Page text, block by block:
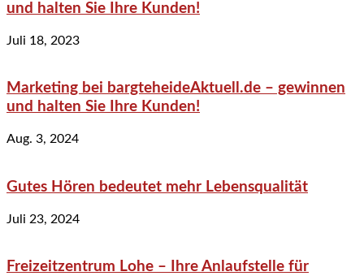
und halten Sie Ihre Kunden!
Juli 18, 2023
Marketing bei bargteheideAktuell.de – gewinnen
und halten Sie Ihre Kunden!
Aug. 3, 2024
Gutes Hören bedeutet mehr Lebensqualität
Juli 23, 2024
Freizeitzentrum Lohe – Ihre Anlaufstelle für